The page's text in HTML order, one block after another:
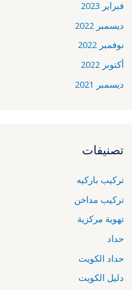
فبراير 2023
ديسمبر 2022
نوفمبر 2022
أكتوبر 2022
ديسمبر 2021
تصنيفات
تركيب باركيه
تركيب مداخن
تهوية مركزية
حداد
حداد الكويت
دليل الكويت